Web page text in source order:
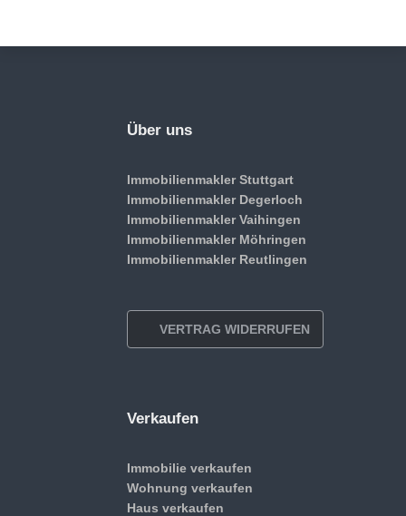
Über uns
Immobilienmakler Stuttgart
Immobilienmakler Degerloch
Immobilienmakler Vaihingen
Immobilienmakler Möhringen
Immobilienmakler Reutlingen
VERTRAG WIDERRUFEN
Verkaufen
Immobilie verkaufen
Wohnung verkaufen
Haus verkaufen